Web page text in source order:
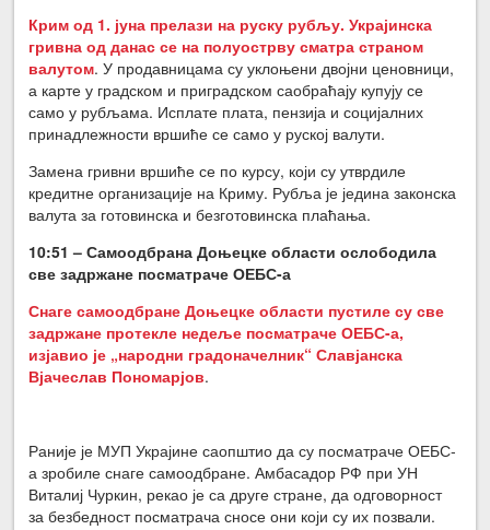
Крим од 1. јуна прелази на руску рубљу. Украјинска
гривна од данас се на полуострву сматра страном
валутом. У продавницама су уклоњени двојни ценовници,
а карте у градском и приградском саобраћају купују се
само у рубљама. Исплате плата, пензија и социјалних
принадлежности вршиће се само у руској валути.
Замена гривни вршиће се по курсу, који су утврдиле
кредитне организације на Криму. Рубља је једина законска
валута за готовинска и безготовинска плаћања.
10:51 – Самоодбрана Доњецке области ослободила
све задржане посматраче ОЕБС-а
Снаге самоодбране Доњецке области пустиле су све
задржане протекле недеље посматраче ОЕБС-а,
изјавио је „народни градоначелник“ Славјанска
Вјачеслав Пономарјов.
Раније је МУП Украјине саопштио да су посматраче ОЕБС-
а зробиле снаге самоодбране. Амбасадор РФ при УН
Виталиј Чуркин, рекао је са друге стране, да одговорност
за безбедност посматрача сносе они који су их позвали.